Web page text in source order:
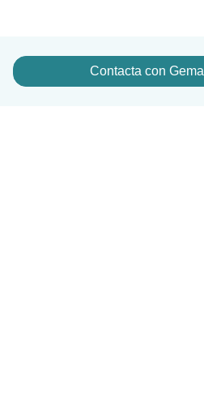
Contacta con Gema